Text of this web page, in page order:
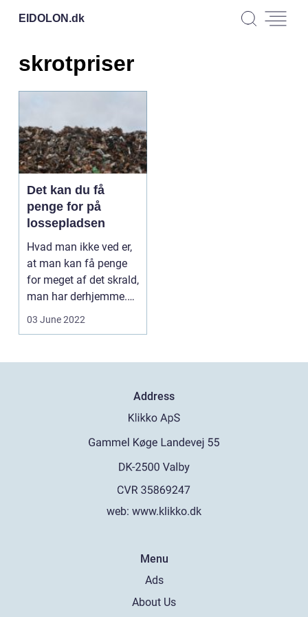
EIDOLON.dk
skrotpriser
Det kan du få
penge for på
lossepladsen
Hvad man ikke ved er,
at man kan få penge
for meget af det skrald,
man har derhjemme.
Derfor kan det...
03 June 2022
Address
web: www.klikko.dk
Menu
Ads
About Us